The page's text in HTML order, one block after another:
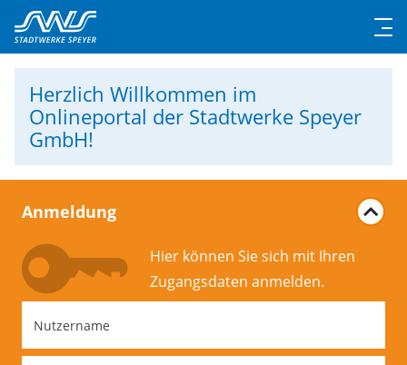
Herzlich Willkommen im
Onlineportal der Stadtwerke Speyer
GmbH!
Anmeldung
Hier können Sie sich mit Ihren
Zugangs­daten anmelden.
Nutzername